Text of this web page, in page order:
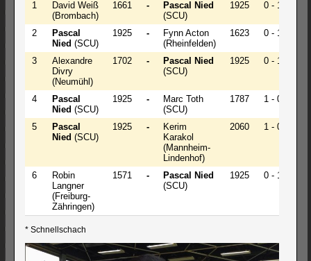
1
David Weiß
(Brombach)
1661 -
Pascal Nied
(SCU)
1925 0 - 1 *
2
Pascal
Nied (SCU)
1925 -
Fynn Acton
(Rheinfelden)
1623 0 - 1 *
3
Alexandre
Divry
(Neumühl)
1702 -
Pascal Nied
(SCU)
1925 0 - 1
4
Pascal
Nied (SCU)
1925 -
Marc Toth
(SCU)
1787 1 - 0
5
Pascal
Nied (SCU)
1925 -
Kerim
Karakol
(Mannheim-
Lindenhof)
2060 1 - 0
6
Robin
Langner
(Freiburg-
Zähringen)
1571 -
Pascal Nied
(SCU)
1925 0 - 1
* Schnellschach